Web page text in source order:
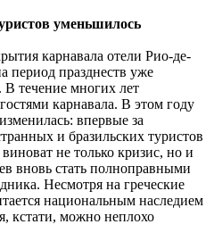
уменьшилось
карнавала отели Рио-де-
период празднеств уже
В течение многих лет
карнавала. В этом году
впервые за
и бразильских туристов
не только кризис, но и
вновь стать полноправными
Несмотря на греческие
национальным наследием
кстати, можно неплохо